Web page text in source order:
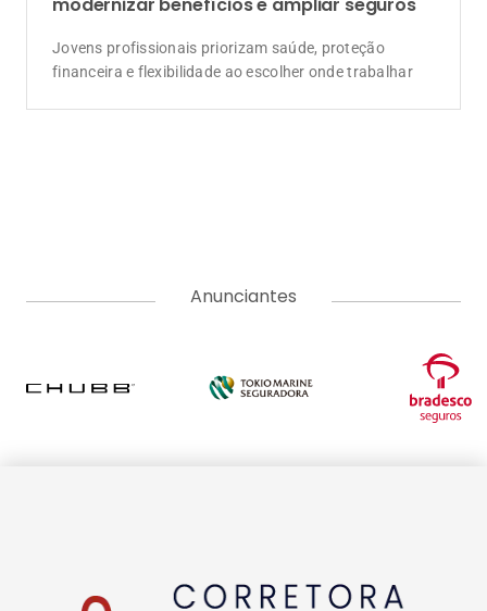
sobre seguros, produtos, negócios, empreendedorismo,
tendências e educação. Vem com a gente e tenha acesso a
conteúdos pensados para informar, educar e formar uma
EDITORIAS